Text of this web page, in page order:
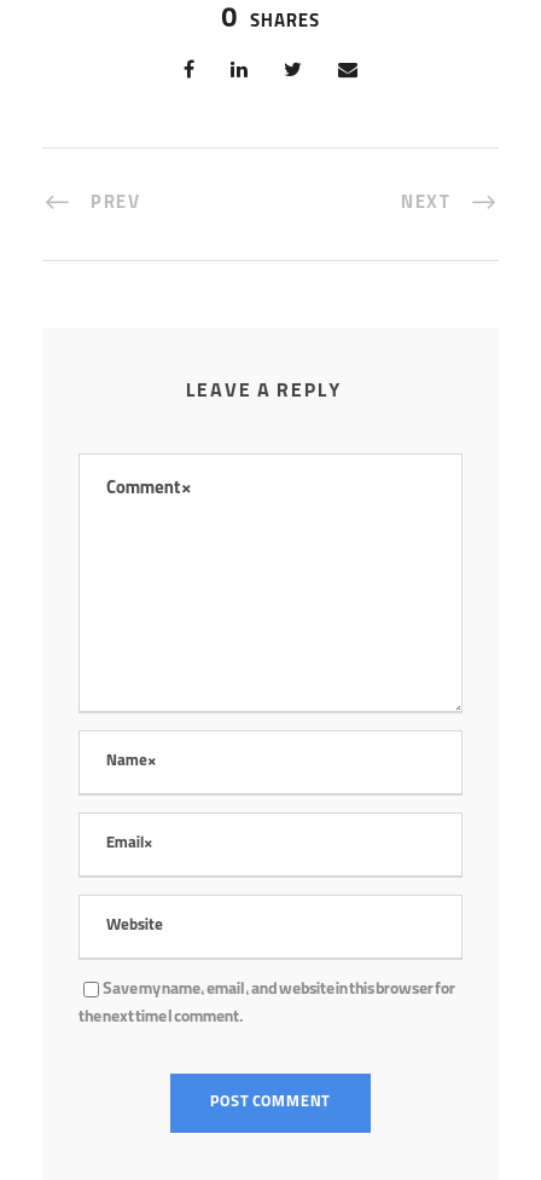
0 SHARES
PREV NEXT
LEAVE A REPLY
Save my name, email, and website in this browser for
the next time I comment.